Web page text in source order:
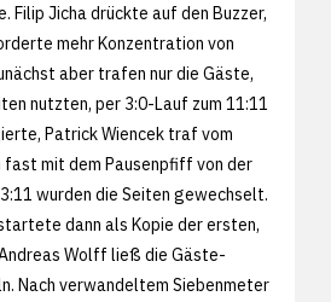
Filip Jicha drückte auf den Buzzer,
mehr Konzentration von
aber trafen nur die Gäste,
nutzten, per 3:0-Lauf zum 11:11
Patrick Wiencek traf vom
fast mit dem Pausenpfiff von der
wurden die Seiten gewechselt.
dann als Kopie der ersten,
Wolff ließ die Gäste-
Nach verwandeltem Siebenmeter